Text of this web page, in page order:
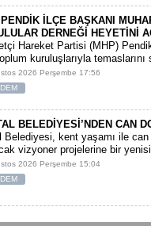
PENDİK İLÇE BAŞKANI
DERNEĞİ HEYETİNİ
Hareket Partisi (MHP)
kuruluşlarıyla temaslarını
2026 Perşembe 17:56
BELEDİYESİ’NDEN CAN
Belediyesi, kent yaşamı ile
vizyoner projelerine bir
2026 Perşembe 15:04